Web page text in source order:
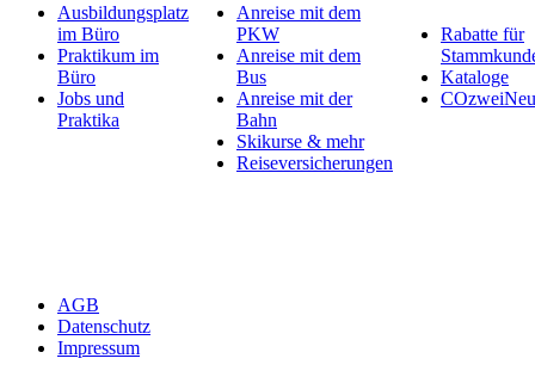
Ausbildungsplatz
im Büro
Praktikum im
Büro
Jobs und
Praktika
Anreise mit dem
PKW
Anreise mit dem
Bus
Anreise mit der
Bahn
Skikurse & mehr
Reiseversicherungen
Rabatte für
Kataloge
AGB
Datenschutz
Impressum